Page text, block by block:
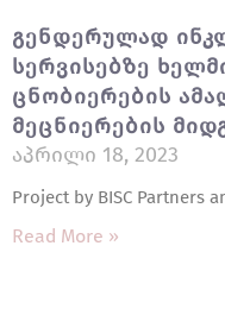
Გენდერულად
Სერვისებზე
Ცნობიერების
Მეცნიერების
Აპრილი 18, 2023
Project by BISC Partners
Read More »